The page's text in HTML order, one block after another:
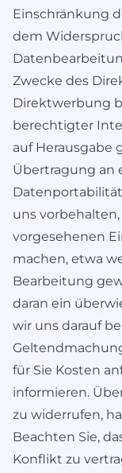
Einschränkung
dem
Zwecke des
Direktwerbung
berechtigter
auf Herausgabe
Übertragung an
uns
vorgesehenen
machen, etwa
Bearbeitung
daran ein
wir uns darauf
für Sie Kosten
informieren.
zu widerrufen,
Beachten Sie,
Konflikt zu